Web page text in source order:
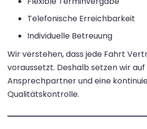
Telefonische Erreichbarkeit
Individuelle Betreuung
Wir verstehen, dass jede Fahrt
voraussetzt. Deshalb setzen wir
Ansprechpartner und eine
Qualitätskontrolle.